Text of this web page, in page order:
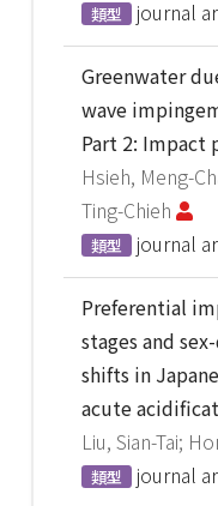
類型 journal
Greenwater
wave
Part 2: Impact
Hsieh, Meng-
Ting-Chieh
類型 journal
Preferential
stages and
shifts in
acute
Liu, Sian-Tai;
類型 journal